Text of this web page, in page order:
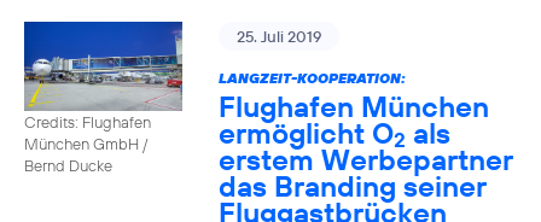
Credits: Flughafen
München GmbH /
Bernd Ducke
25. Juli 2019
LANGZEIT-KOOPERATION:
Flughafen München
ermöglicht O2 als
erstem Werbepartner
das Branding seiner
Fluggastbrücken